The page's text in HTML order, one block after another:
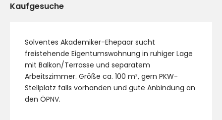
Kaufgesuche
Solventes Akademiker-Ehepaar sucht
freistehende Eigentumswohnung in ruhiger Lage
mit Balkon/Terrasse und separatem
Arbeitszimmer. Größe ca. 100 m², gern PKW-
Stellplatz falls vorhanden und gute Anbindung an
den ÖPNV.